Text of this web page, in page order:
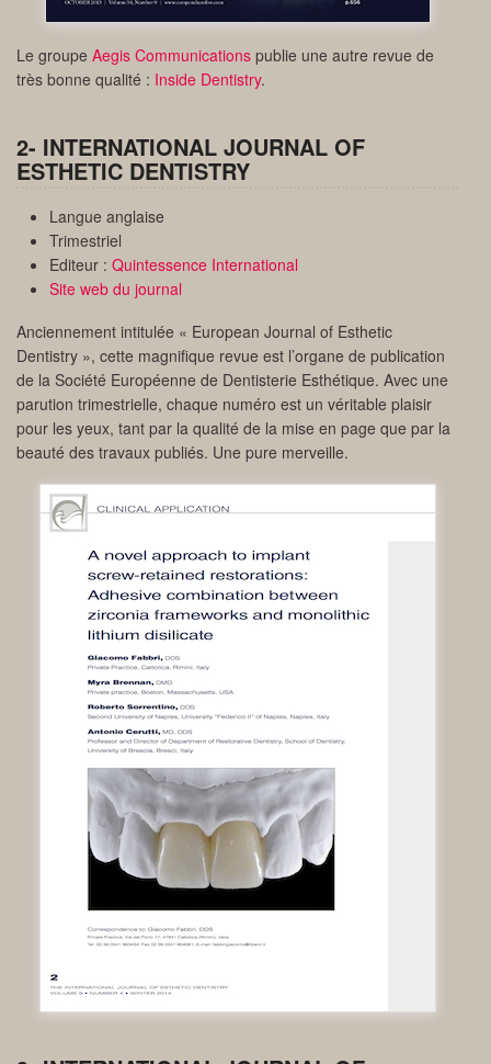
Le groupe Aegis Communications publie une autre revue de
très bonne qualité : Inside Dentistry.
2- INTERNATIONAL JOURNAL OF
ESTHETIC DENTISTRY
Langue anglaise
Trimestriel
Editeur : Quintessence International
Site web du journal
Anciennement intitulée « European Journal of Esthetic
Dentistry », cette magnifique revue est l’organe de publication
de la Société Européenne de Dentisterie Esthétique. Avec une
parution trimestrielle, chaque numéro est un véritable plaisir
pour les yeux, tant par la qualité de la mise en page que par la
beauté des travaux publiés. Une pure merveille.